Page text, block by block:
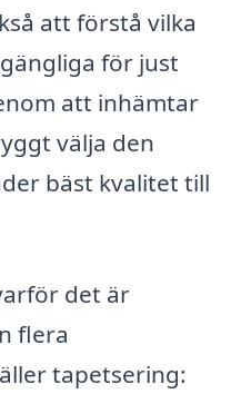
att förstå vilka
för just
att inhämtar
välja den
bäst kvalitet till
det är
flera
tapetsering: